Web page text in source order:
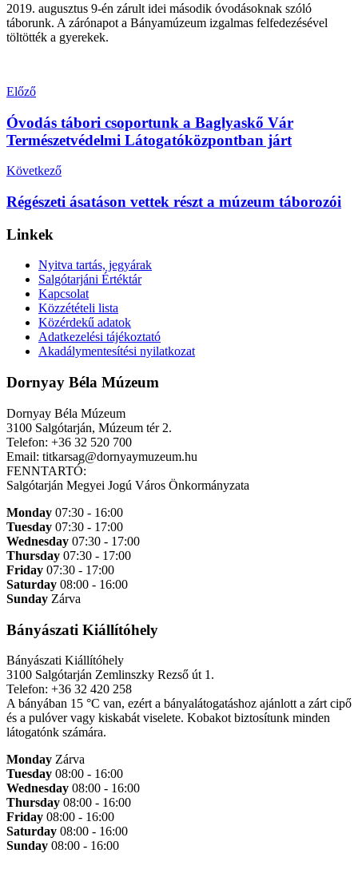
2019. augusztus 9-én zárult idei második óvodásoknak szóló
táborunk. A zárónapot a Bányamúzeum izgalmas felfedezésével
töltötték a gyerekek.
Előző
Óvodás tábori csoportunk a Baglyaskő Vár
Természetvédelmi Látogatóközpontban járt
Következő
Régészeti ásatáson vettek részt a múzeum táborozói
Linkek
Nyitva tartás, jegyárak
Salgótarjáni Értéktár
Kapcsolat
Közzétételi lista
Közérdekű adatok
Adatkezelési tájékoztató
Akadálymentesítési nyilatkozat
Dornyay Béla Múzeum
Dornyay Béla Múzeum
3100 Salgótarján, Múzeum tér 2.
Telefon: +36 32 520 700
Email: titkarsag@dornyaymuzeum.hu
FENNTARTÓ:
Salgótarján Megyei Jogú Város Önkormányzata
Monday 07:30 - 16:00
Tuesday 07:30 - 17:00
Wednesday 07:30 - 17:00
Thursday 07:30 - 17:00
Friday 07:30 - 17:00
Saturday 08:00 - 16:00
Sunday Zárva
Bányászati Kiállítóhely
Bányászati Kiállítóhely
3100 Salgótarján Zemlinszky Rezső út 1.
Telefon: +36 32 420 258
A bányában 15 °C van, ezért a bányalátogatáshoz ajánlott a zárt cipő
és a pulóver vagy kiskabát viselete. Kobakot biztosítunk minden
látogatónk számára.
Monday Zárva
Tuesday 08:00 - 16:00
Wednesday 08:00 - 16:00
Thursday 08:00 - 16:00
Friday 08:00 - 16:00
Saturday 08:00 - 16:00
Sunday 08:00 - 16:00